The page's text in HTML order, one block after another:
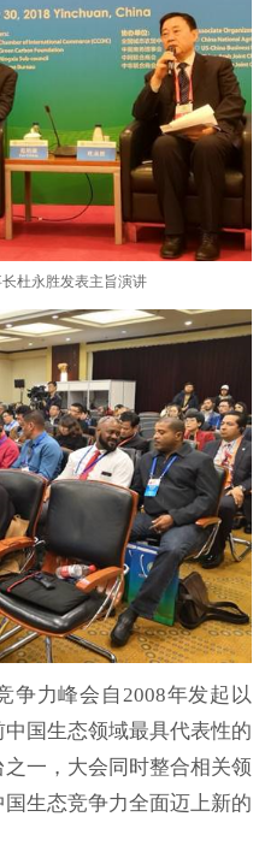
杜永胜发表主旨演讲
争力峰会自2008年发起以
国生态领域最具代表性的
一，大会同时整合相关领
生态竞争力全面迈上新的